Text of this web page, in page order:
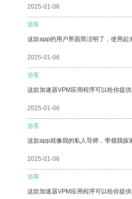
2025-01-06
游客
这款app的用户界面简洁明了，使用起
2025-01-06
游客
这款加速器VPM应用程序可以给你提
2025-01-06
游客
这款app就像我的私人导师，带领我探
2025-01-06
游客
这款加速器VPM应用程序可以给你提